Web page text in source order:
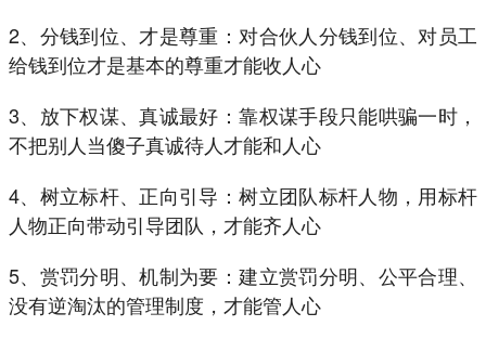
2、分钱到位、才是尊重：对合伙人分钱到位、对员工
给钱到位才是基本的尊重才能收人心
3、放下权谋、真诚最好：靠权谋手段只能哄骗一时，
不把别人当傻子真诚待人才能和人心
4、树立标杆、正向引导：树立团队标杆人物，用标杆
人物正向带动引导团队，才能齐人心
5、赏罚分明、机制为要：建立赏罚分明、公平合理、
没有逆淘汰的管理制度，才能管人心